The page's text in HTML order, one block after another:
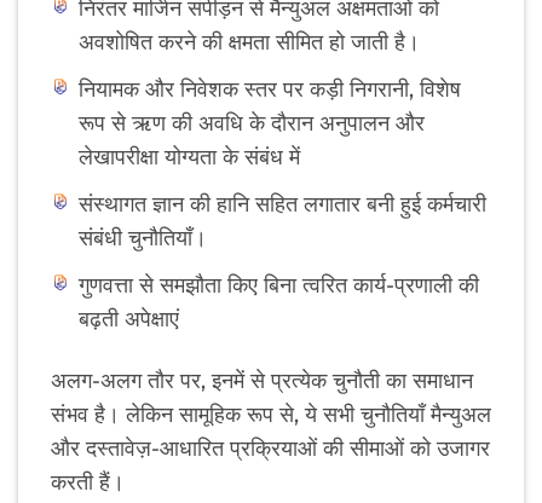
निरंतर मार्जिन संपीड़न से मैन्युअल अक्षमताओं को
अवशोषित करने की क्षमता सीमित हो जाती है।
नियामक और निवेशक स्तर पर कड़ी निगरानी, ​​विशेष
रूप से ऋण की अवधि के दौरान अनुपालन और
लेखापरीक्षा योग्यता के संबंध में
संस्थागत ज्ञान की हानि सहित लगातार बनी हुई कर्मचारी
संबंधी चुनौतियाँ।
गुणवत्ता से समझौता किए बिना त्वरित कार्य-प्रणाली की
बढ़ती अपेक्षाएं
अलग-अलग तौर पर, इनमें से प्रत्येक चुनौती का समाधान
संभव है। लेकिन सामूहिक रूप से, ये सभी चुनौतियाँ मैन्युअल
और दस्तावेज़-आधारित प्रक्रियाओं की सीमाओं को उजागर
करती हैं।